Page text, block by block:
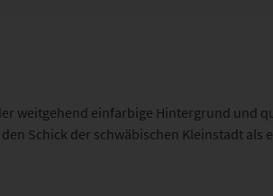
weitgehend einfarbige Hintergrund und
Schick der schwäbischen Kleinstadt